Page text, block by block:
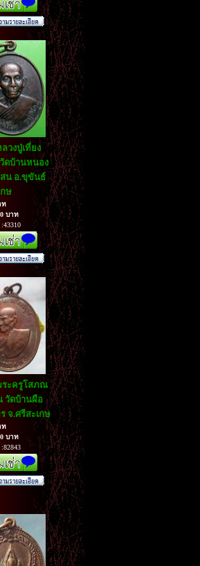
วงปู่เที่ยง
ดบ้านหนอง
น อ.ขุขันธ์
ษ
ท
บาท
ระครูโสภณ
วัดบ้านผือ
จ.ศรีสะเกษ
ท
บาท